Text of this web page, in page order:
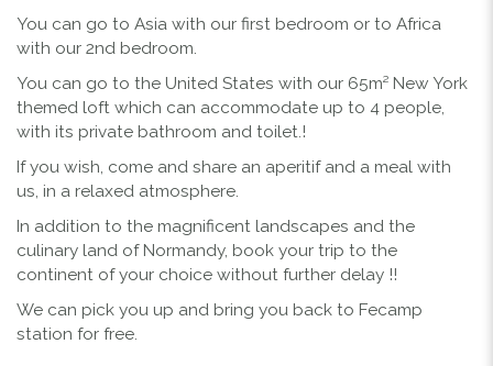
You can go to Asia with our first bedroom or to Africa
with our 2nd bedroom.
You can go to the United States with our 65m² New York
themed loft which can accommodate up to 4 people,
with its private bathroom and toilet.!
If you wish, come and share an aperitif and a meal with
us, in a relaxed atmosphere.
In addition to the magnificent landscapes and the
culinary land of Normandy, book your trip to the
continent of your choice without further delay !!
We can pick you up and bring you back to Fecamp
station for free.